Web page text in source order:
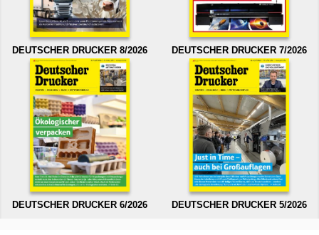
DEUTSCHER DRUCKER 8/2026 DEUTSCHER DRUCKER 7/2026
DEUTSCHER DRUCKER 6/2026 DEUTSCHER DRUCKER 5/2026